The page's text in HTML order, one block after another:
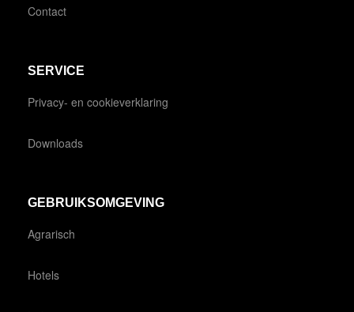
Contact
SERVICE
Privacy- en cookieverklaring
Downloads
GEBRUIKSOMGEVING
Agrarisch
Hotels